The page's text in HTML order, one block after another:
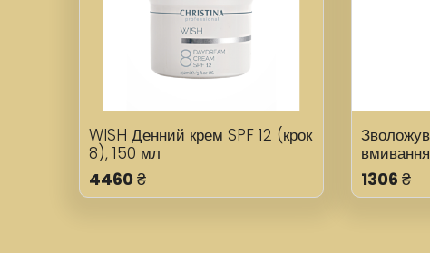
WISH Денний крем SPF 12 (крок
8), 150 мл
4460 ₴
Young
Wash
1306 ₴